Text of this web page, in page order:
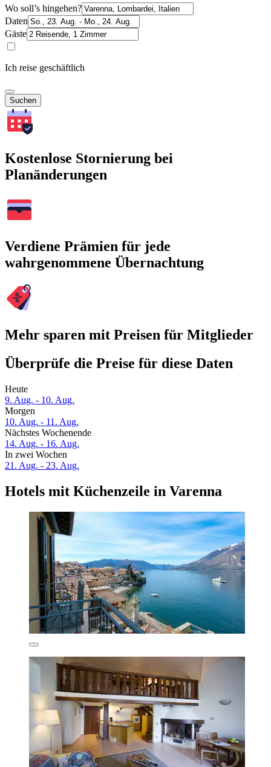
Wo soll’s hingehen?
Daten
Gäste
Ich reise geschäftlich
Suchen
Kostenlose Stornierung bei
Planänderungen
Verdiene Prämien für jede
wahrgenommene Übernachtung
Mehr sparen mit Preisen für Mitglieder
Überprüfe die Preise für diese Daten
Heute
9. Aug. - 10. Aug.
Morgen
10. Aug. - 11. Aug.
Nächstes Wochenende
14. Aug. - 16. Aug.
In zwei Wochen
21. Aug. - 23. Aug.
Hotels mit Küchenzeile in Varenna